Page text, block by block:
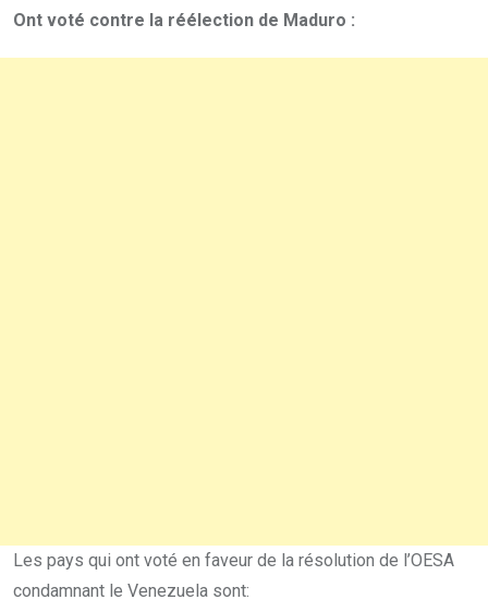
Ont voté contre la réélection de Maduro :
Les pays qui ont voté en faveur de la résolution de l’OESA
condamnant le Venezuela sont: